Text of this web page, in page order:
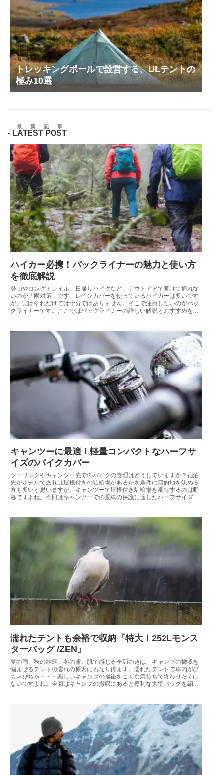
トレッキングポールで設営する、ULテントの
極み10選
- LATEST POST
最新記事
ハイカー必携！パックライナーの魅力と使い方
を徹底解説
登山やロングトレイル、日帰りハイクなど、アウトドアで避けて通れな
いのが「雨対策」です。レインカバーを使っているハイカーは多いです
が、実はそれだけでは十分ではありません。そこで注目したいのがパッ
クライナーです。ここではパックライナーの詳しい解説とおすすめを紹
キャンツーに最適！軽量コンパクトなハーフサ
イズのバイクカバー
ツーリングやキャンツー先でのバイクの管理はどうしていますか？宿泊
先がホテルであれば屋根付きの駐輪場があるかを条件に目的地を決める
方も多いと思いますが、キャンツーで屋根付き駐輪場を期待するのは野
暮ですよね。今回はキャンツーでの愛車の保護に適したハーフサイズの
濡れたテントも余裕で収納『特大！252Lモンス
ターバッグ /ZEN』
夏の雨、秋の結露、冬の雪。肌で感じる季節の趣は、キャンプの撤収を
悩ませるテントの濡れの原因にもなり得ます。濡れたテントで車内がび
ちゃびちゃ・・・楽しいキャンプの最後をこんな気持ちで終わりたくは
ないですよね。今回はキャンプの撤収にあると便利な大型バッグを紹介